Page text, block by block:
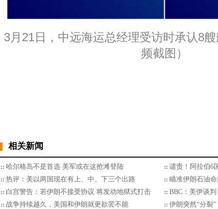
3月21日，中远海运总经理受访时承认8
频截图）
相关新闻
哈尔格岛不是首选 美军或在这抢滩登陆
谴责！阿拉伯6
热评：美以两国现在有上、中、下三个出路
瞄准伊朗石油
白宫警告：若伊朗不接受协议 将发动地狱式打击
BBC：美伊谈
战争持续越久，美国和伊朗就更欲罢不能
伊朗突然“分裂